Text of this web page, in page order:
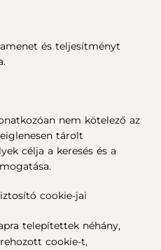
és teljesítményt
nem kötelező az
tárolt
célja a keresés és a
cookie-jai
telepítettek néhány,
cookie-t,